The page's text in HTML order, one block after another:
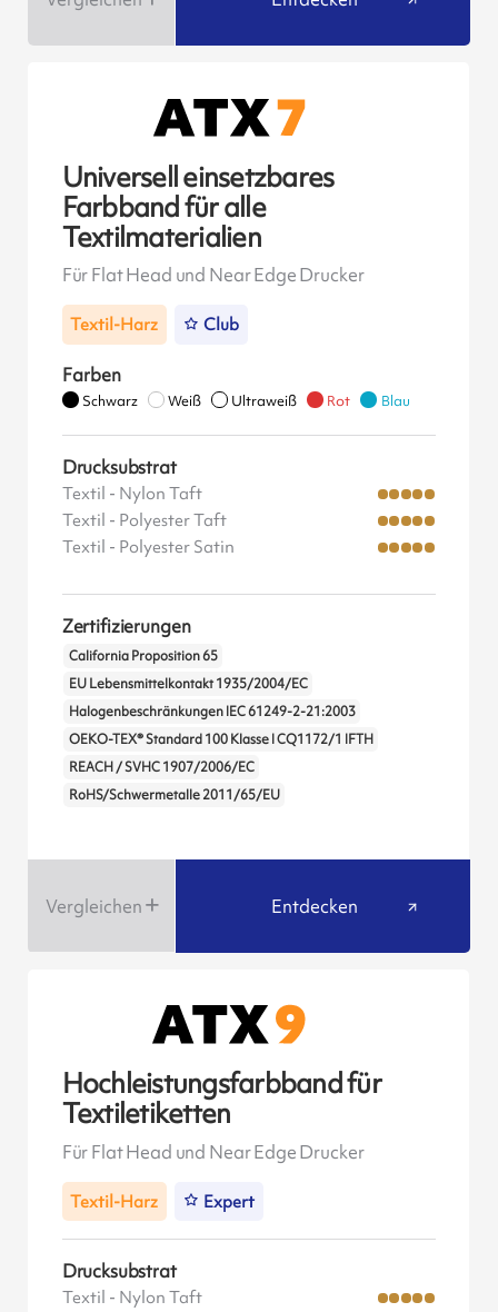
Universell einsetzbares
Farbband für alle
Textilmaterialien
Für Flat Head und Near Edge Drucker
Textil-Harz Club
Farben
Schwarz Weiß Ultraweiß Rot Blau
Drucksubstrat
Textil - Nylon Taft
Textil - Polyester Taft
Textil - Polyester Satin
Zertifizierungen
California Proposition 65
EU Lebensmittelkontakt 1935/2004/EC
Halogenbeschränkungen IEC 61249-2-21:2003
OEKO-TEX® Standard 100 Klasse I CQ1172/1 IFTH
REACH / SVHC 1907/2006/EC
RoHS/Schwermetalle 2011/65/EU
Vergleichen Entdecken
Hochleistungsfarbband für
Textiletiketten
Für Flat Head und Near Edge Drucker
Textil-Harz Expert
Drucksubstrat
Textil - Nylon Taft